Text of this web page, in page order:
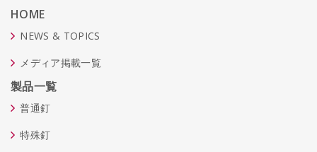
HOME
NEWS & TOPICS
メディア掲載一覧
製品一覧
普通釘
特殊釘